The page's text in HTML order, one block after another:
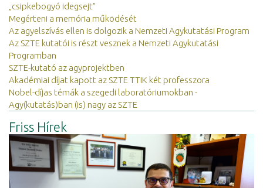
„csipkebogyó idegsejt”
Megérteni a memória működését
Az agyelszívás ellen is dolgozik a Nemzeti Agykutatási Program
Az SZTE kutatói is részt vesznek a Nemzeti Agykutatási
Programban
SZTE-kutató az agyprojektben
Akadémiai díjat kapott az SZTE TTIK két professzora
Nobel-díjas témák a szegedi laboratóriumokban -
Agy(kutatás)ban (is) nagy az SZTE
Friss Hírek